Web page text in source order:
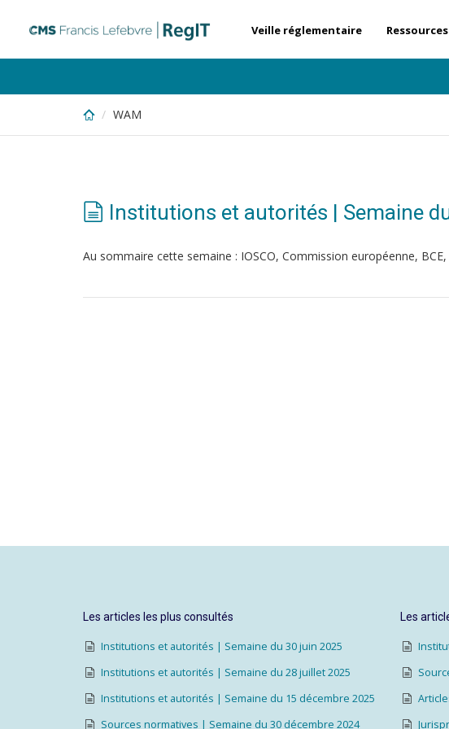
content
Veille réglementaire
WAM
Institutions et autorités | Semaine
Au sommaire cette semaine : IOSCO, Commission européenne, BCE,
Les articles les plus consultés
Institutions et autorités | Semaine du 30 juin 2025
Institutions et autorités | Semaine du 28 juillet 2025
Institutions et autorités | Semaine du 15 décembre 2025
Sources normatives | Semaine du 30 décembre 2024
Les